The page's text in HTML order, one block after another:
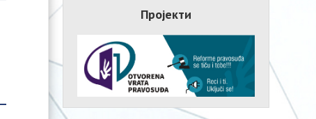
Пројекти